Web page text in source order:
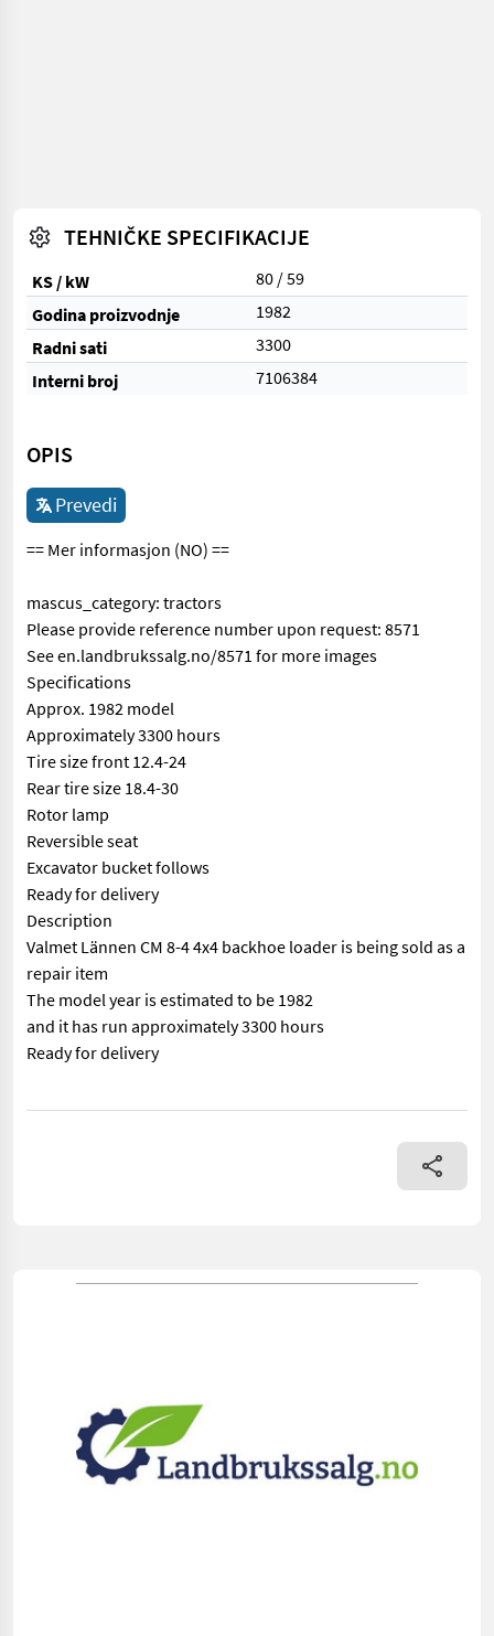
TEHNIČKE SPECIFIKACIJE
KS / kW
80 / 59
Godina proizvodnje
1982
Radni sati
3300
Interni broj
7106384
OPIS
Prevedi
== Mer informasjon (NO) ==
mascus_category: tractors
Please provide reference number upon request: 8571
See en.landbrukssalg.no/8571 for more images
Specifications
Approx. 1982 model
Approximately 3300 hours
Tire size front 12.4-24
Rear tire size 18.4-30
Rotor lamp
Reversible seat
Excavator bucket follows
Ready for delivery
Description
Valmet Lännen CM 8-4 4x4 backhoe loader is being sold as a
repair item
The model year is estimated to be 1982
and it has run approximately 3300 hours
Ready for delivery
== Mer informasjon (NO) == mascus_category: tractors